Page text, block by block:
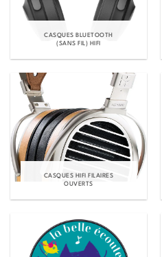
CASQUES BLUETOOTH
(SANS FIL) HIFI
CASQUES HIFI FILAIRES
OUVERTS